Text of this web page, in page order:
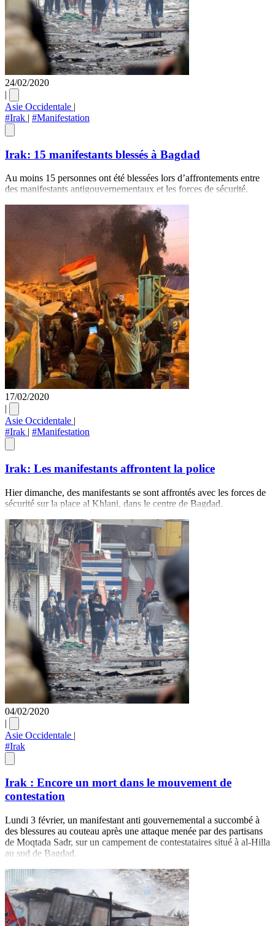
24/02/2020
|
Asie Occidentale |
#Irak | #Manifestation
Irak: 15 manifestants blessés à Bagdad
Au moins 15 personnes ont été blessées lors d’affrontements entre
des manifestants antigouvernementaux et les forces de sécurité.
17/02/2020
|
Asie Occidentale |
#Irak | #Manifestation
Irak: Les manifestants affrontent la police
Hier dimanche, des manifestants se sont affrontés avec les forces de
sécurité sur la place al Khlani, dans le centre de Bagdad.
04/02/2020
|
Asie Occidentale |
#Irak
Irak : Encore un mort dans le mouvement de
contestation
Lundi 3 février, un manifestant anti gouvernemental a succombé à
des blessures au couteau après une attaque menée par des partisans
de Moqtada Sadr, sur un campement de contestataires situé à al-Hilla
au sud de Bagdad.